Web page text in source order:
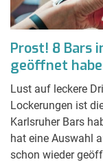
Prost! 8 Bars
geöffnet
Lust auf leckere
Lockerungen ist
Karlsruher Bars
hat eine Auswahl
schon wieder